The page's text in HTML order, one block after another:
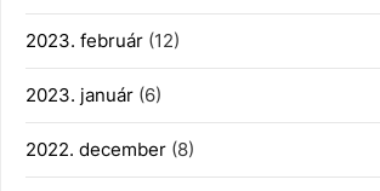
2023. február (12)
2023. január (6)
2022. december (8)